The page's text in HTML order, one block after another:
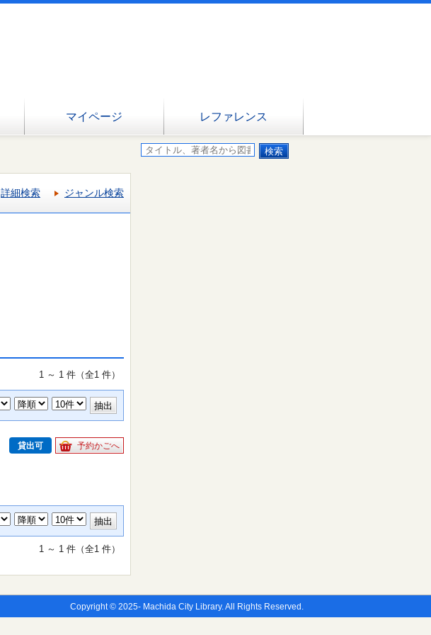
マイページ レファレンス
詳細検索 ジャンル検索
1 ～ 1 件（全1 件）
貸出可 予約かごへ
1 ～ 1 件（全1 件）
Copyright © 2025- Machida City Library. All Rights Reserved.